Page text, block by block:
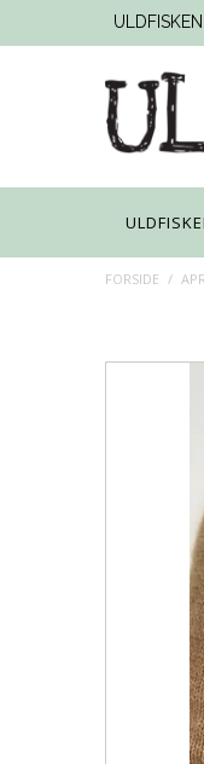
FORSIDE /